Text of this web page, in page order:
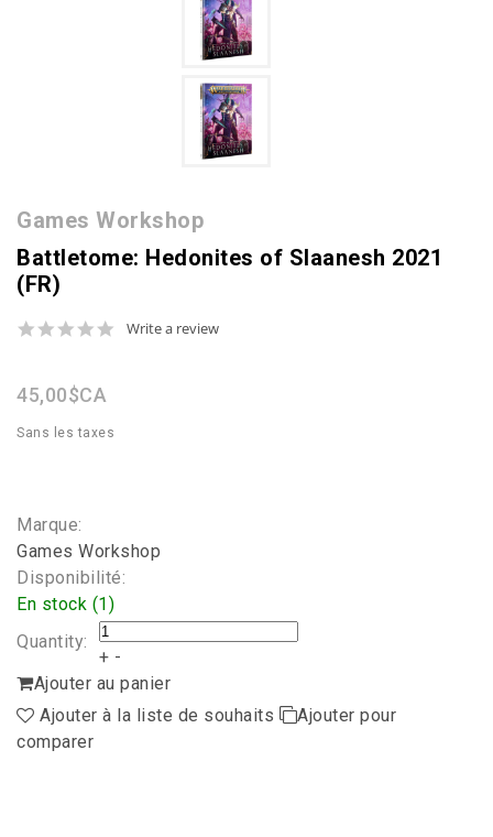
Games Workshop
Battletome: Hedonites of Slaanesh 2021
(FR)
0.0
Write a review
45,00$CA
Sans les taxes
Marque:
Games Workshop
Disponibilité:
En stock (1)
Quantity:
+ -
Ajouter au panier
Ajouter à la liste de souhaits
Ajouter pour
comparer